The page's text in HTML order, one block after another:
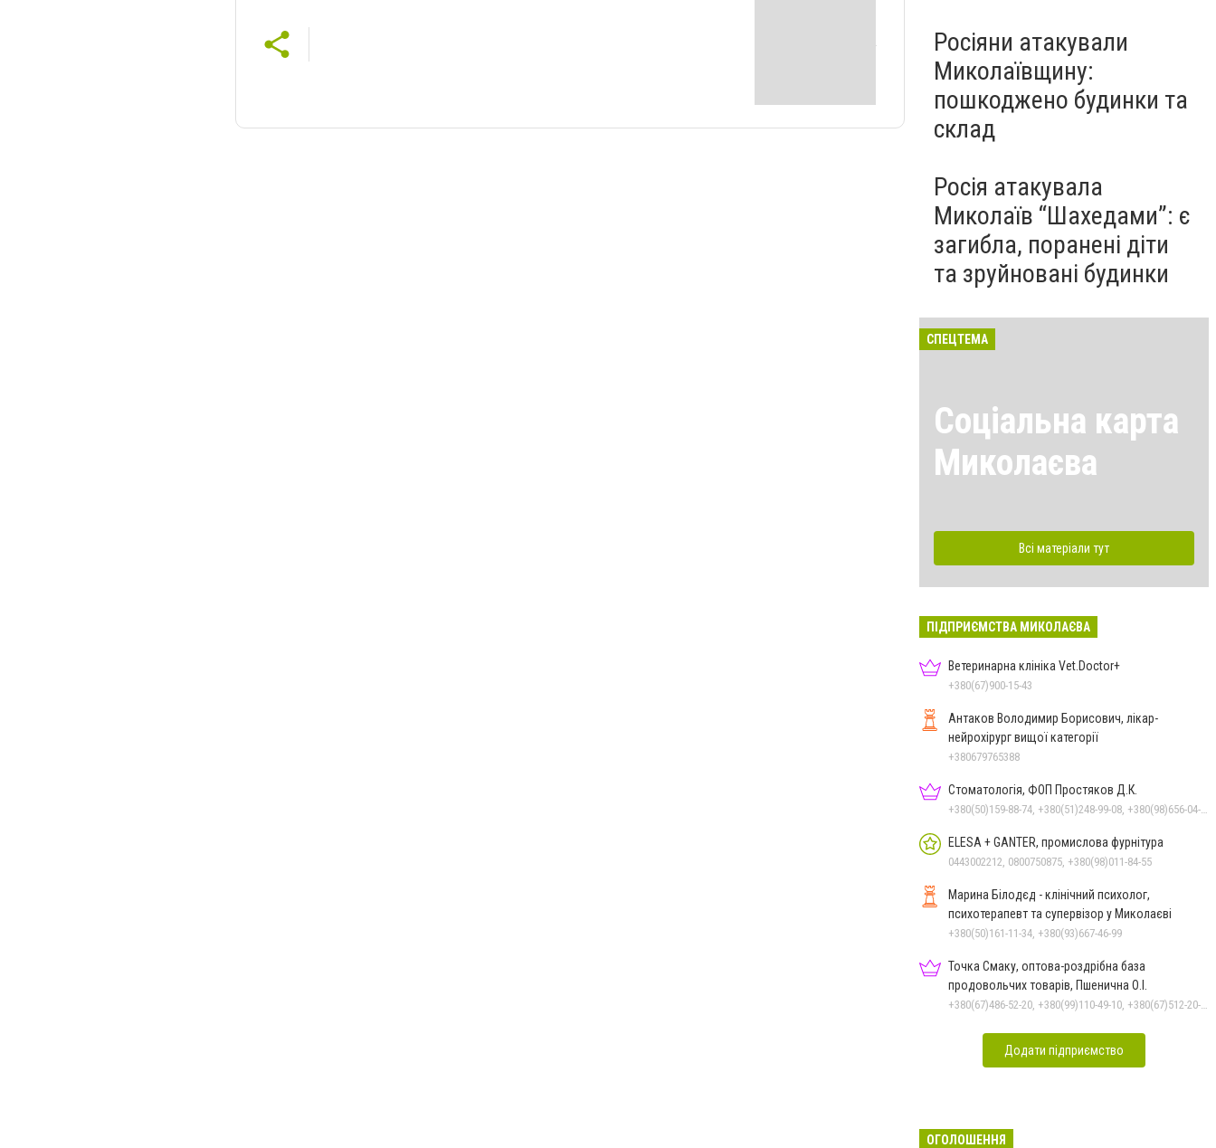
Росіяни атакували
Миколаївщину:
пошкоджено будинки та
склад
Росія атакувала
Миколаїв “Шахедами”: є
загибла, поранені діти
та зруйновані будинки
СПЕЦТЕМА
Соціальна карта
Миколаєва
Всі матеріали тут
ПІДПРИЄМСТВА МИКОЛАЄВА
Ветеринарна клініка Vet.Doctor+
+380(67)900-15-43
Антаков Володимир Борисович, лікар-
нейрохірург вищої категорії
+380679765388
Стоматологія, ФОП Простяков Д.К.
ELESA + GANTER, промислова фурнітура
0443002212, 0800750875, +380(98)011-84-55
Марина Білодєд - клінічний психолог,
психотерапевт та супервізор у Миколаєві
+380(50)161-11-34, +380(93)667-46-99
Точка Смаку, оптова-роздрібна база
продовольчих товарів, Пшенична О.І.
Додати підприємство
ОГОЛОШЕННЯ